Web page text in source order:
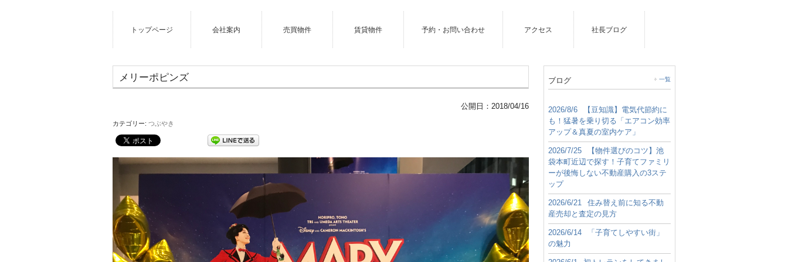
トップページ 会社案内 売買物件 賃貸物件 予約・お問い合わせ アクセス 社長ブログ
メリーポピンズ
公開日： 2018/04/16
カテゴリー: つぶやき
ブログ 一覧
2026/8/6
【豆知識】電気代節約に
も！猛暑を乗り切る「エアコン効率
アップ＆真夏の室内ケア」
2026/7/25
【物件選びのコツ】池
袋本町近辺で探す！子育てファミリ
ーが後悔しない不動産購入の3ステ
ップ
2026/6/21
住み替え前に知る不動
産売却と査定の見方
2026/6/14
「子育てしやすい街」
の魅力